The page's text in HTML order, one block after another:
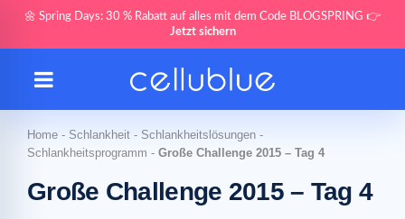
🌼 Spring Days: 30 % Rabatt auf alles mit dem Code BLOGSPRING 👉
Jetzt sichern
Home - Schlankheit - Schlankheitslösungen -
Schlankheitsprogramm - Große Challenge 2015 – Tag 4
Große Challenge 2015 – Tag 4